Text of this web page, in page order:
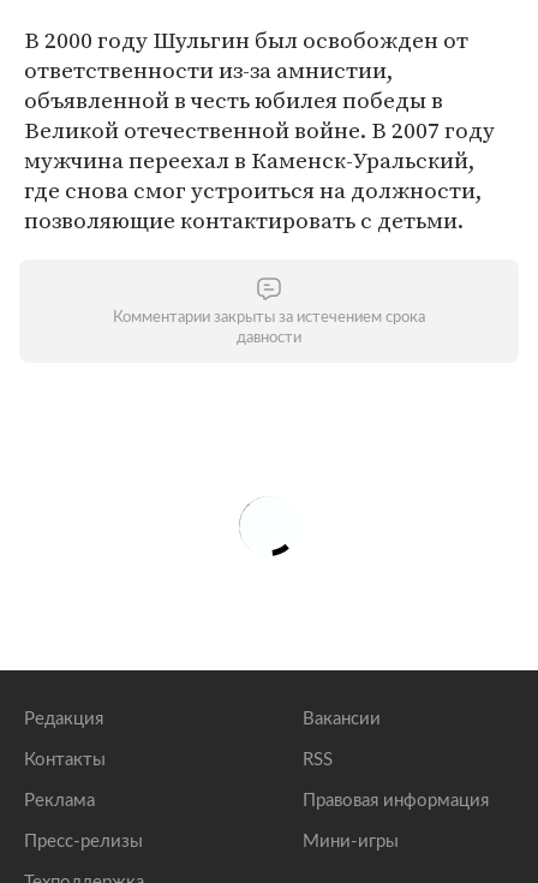
В 2000 году Шульгин был освобожден от
ответственности из-за амнистии,
объявленной в честь юбилея победы в
Великой отечественной войне. В 2007 году
мужчина переехал в Каменск-Уральский,
где снова смог устроиться на должности,
позволяющие контактировать с детьми.
Комментарии закрыты за истечением срока
давности
Редакция
Контакты
Реклама
Пресс-релизы
Вакансии
RSS
Правовая информация
Мини-игры